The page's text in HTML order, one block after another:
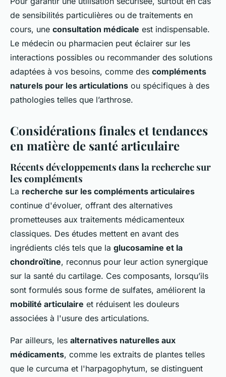
de sensibilités particulières ou de traitements en
cours, une consultation médicale est indispensable.
Le médecin ou pharmacien peut éclairer sur les
interactions possibles ou recommander des solutions
adaptées à vos besoins, comme des compléments
naturels pour les articulations ou spécifiques à des
pathologies telles que l’arthrose.
Considérations finales et tendances
en matière de santé articulaire
Récents développements dans la recherche sur
les compléments
La recherche sur les compléments articulaires
continue d'évoluer, offrant des alternatives
prometteuses aux traitements médicamenteux
classiques. Des études mettent en avant des
ingrédients clés tels que la glucosamine et la
chondroïtine, reconnus pour leur action synergique
sur la santé du cartilage. Ces composants, lorsqu’ils
sont formulés sous forme de sulfates, améliorent la
mobilité articulaire et réduisent les douleurs
associées à l'usure des articulations.
Par ailleurs, les alternatives naturelles aux
médicaments, comme les extraits de plantes telles
que le curcuma et l'harpagophytum, se distinguent